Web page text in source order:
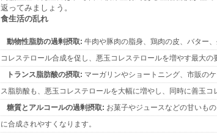
返ってみましょう。
食生活の乱れ
動物性脂肪の過剰摂取: 牛肉や豚肉の脂身、鶏肉の皮、バター
コレステロール合成を促し、悪玉コレステロールを増やす最大の
トランス脂肪酸の摂取: マーガリンやショートニング、市販の
ス脂肪酸も、悪玉コレステロールを大幅に増やし、同時に善玉コ
糖質とアルコールの過剰摂取: お菓子やジュースなどの甘いも
に合成されやすくなります。